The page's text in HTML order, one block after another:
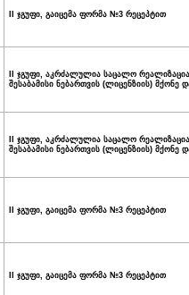
II ჯგუფი, გაიცემა ფორმა №3 რეცეპტით
II ჯგუფი, აკრძალულია საცალო
შესაბამისი ნებართვის (ლიცენზიის) მქონე
II ჯგუფი, აკრძალულია საცალო
შესაბამისი ნებართვის (ლიცენზიის) მქონე
II ჯგუფი, გაიცემა ფორმა №3 რეცეპტით
II ჯგუფი, გაიცემა ფორმა №3 რეცეპტით